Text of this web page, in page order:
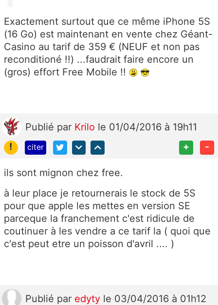
Exactement surtout que ce même iPhone 5S
(16 Go) est maintenant en vente chez Géant-
Casino au tarif de 359 € (NEUF et non pas
reconditioné !!) ...faudrait faire encore un
(gros) effort Free Mobile !!
Publié par Krilo le 01/04/2016 à 19h11
!
citer + -
ils sont mignon chez free.
à leur place je retournerais le stock de 5S
pour que apple les mettes en version SE
parceque la franchement c'est ridicule de
coutinuer à les vendre a ce tarif la ( quoi que
c'est peut etre un poisson d'avril .... )
Publié par edyty le 03/04/2016 à 01h12